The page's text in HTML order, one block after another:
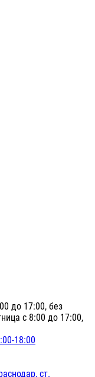
до 17:00, без
с 8:00 до 17:00,
18:00
ст.